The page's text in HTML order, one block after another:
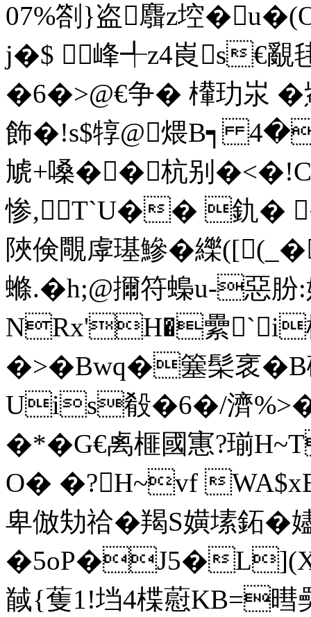
07%劄}盗麛z埪
j�$ 峰╃z4崀s€覶
�6�>@€争� 檋玏汖 �
飾�!s$犉@煨B┑
虓+嗓��杭别
惨,T`U�� 釚
陜倹覸虖璂鰺�纅
螩.�h;@擟符蟂u-惡朌:
NRx'H�纍`i
�>�Bwq�簺髤衺�B
Uis殽�6�/濟
�*�G€禼榧國寭?瑐
O� �?H~vf
卑倣劮祫�羯S嫹塐鉐�
�5oP�J5�
馘{蒦1!垱4楪藯